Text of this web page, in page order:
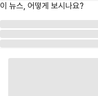
이 뉴스, 어떻게 보시나요?